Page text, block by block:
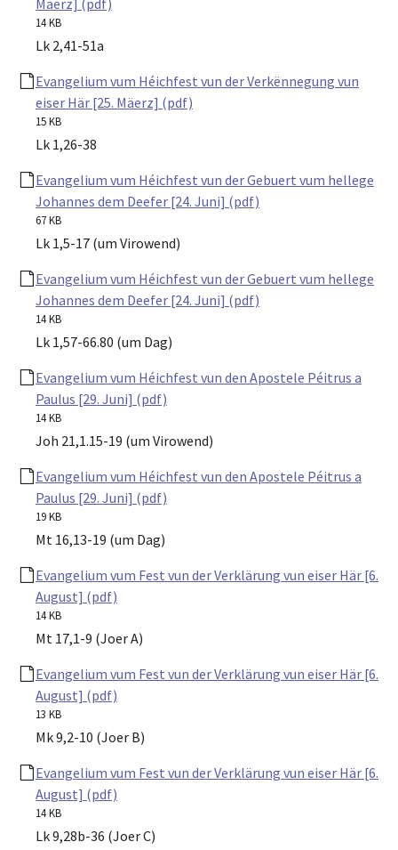
14 KB
Lk 2,41-51a
Evangelium vum Héichfest vun der Verkënnegung vun
eiser Här [25. Mäerz] (pdf)
15 KB
Lk 1,26-38
Evangelium vum Héichfest vun der Gebuert vum hellege
Johannes dem Deefer [24. Juni] (pdf)
67 KB
Lk 1,5-17 (um Virowend)
Evangelium vum Héichfest vun der Gebuert vum hellege
Johannes dem Deefer [24. Juni] (pdf)
14 KB
Lk 1,57-66.80 (um Dag)
Evangelium vum Héichfest vun den Apostele Péitrus a
Paulus [29. Juni] (pdf)
14 KB
Joh 21,1.15-19 (um Virowend)
Evangelium vum Héichfest vun den Apostele Péitrus a
Paulus [29. Juni] (pdf)
19 KB
Mt 16,13-19 (um Dag)
Evangelium vum Fest vun der Verklärung vun eiser Här [6.
August] (pdf)
14 KB
Mt 17,1-9 (Joer A)
Evangelium vum Fest vun der Verklärung vun eiser Här [6.
August] (pdf)
13 KB
Mk 9,2-10 (Joer B)
Evangelium vum Fest vun der Verklärung vun eiser Här [6.
August] (pdf)
14 KB
Lk 9,28b-36 (Joer C)